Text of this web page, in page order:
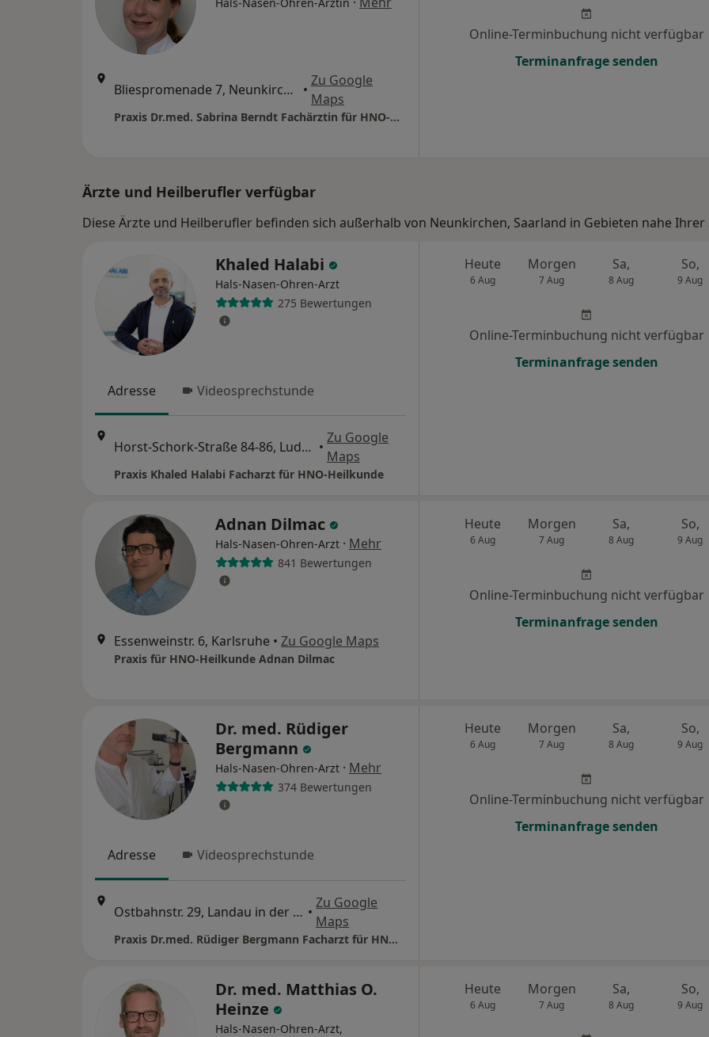
Bliespromenade 7, Neunkirchen •
Zu Google
Maps
Praxis Dr.med. Sabrina Berndt Fachärztin für HNO-Heilkunde
Online-Terminbuchung nicht verfügbar
Terminanfrage senden
Ärzte und Heilberufler verfügbar
Diese Ärzte und Heilberufler befinden sich außerhalb von Neunkirchen, Saarland in Gebieten nahe Ihrer
Khaled Halabi
Hals-Nasen-Ohren-Arzt
275 Bewertungen
Adresse Videosprechstunde
Horst-Schork-Straße 84-86, Ludwigshafen •
Zu Google
Maps
Praxis Khaled Halabi Facharzt für HNO-Heilkunde
Heute
6 Aug
Morgen
7 Aug
Sa,
8 Aug
So,
9 Aug
Online-Terminbuchung nicht verfügbar
Terminanfrage senden
Adnan Dilmac
Hals-Nasen-Ohren-Arzt · Mehr
841 Bewertungen
Essenweinstr. 6, Karlsruhe • Zu Google Maps
Praxis für HNO-Heilkunde Adnan Dilmac
Heute
6 Aug
Morgen
7 Aug
Sa,
8 Aug
So,
9 Aug
Online-Terminbuchung nicht verfügbar
Terminanfrage senden
Dr. med. Rüdiger
Bergmann
Hals-Nasen-Ohren-Arzt · Mehr
374 Bewertungen
Adresse Videosprechstunde
Ostbahnstr. 29, Landau in der Pfalz •
Zu Google
Maps
Praxis Dr.med. Rüdiger Bergmann Facharzt für HNO - Heilkunde
Heute
6 Aug
Morgen
7 Aug
Sa,
8 Aug
So,
9 Aug
Online-Terminbuchung nicht verfügbar
Terminanfrage senden
Dr. med. Matthias O.
Heinze
Hals-Nasen-Ohren-Arzt,
Heute
6 Aug
Morgen
7 Aug
Sa,
8 Aug
So,
9 Aug